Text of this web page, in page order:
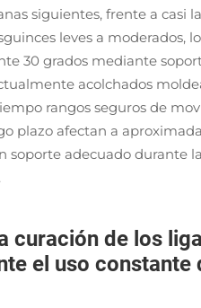
siguientes, frente a casi
leves a moderados,
30 grados mediante
acolchados
rangos seguros de
plazo afectan a
soporte adecuado durante
curación de los
el uso constante